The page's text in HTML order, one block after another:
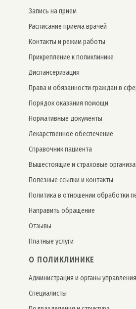
Запись на прием
Расписание приема врачей
Контакты и режим работы
Прикрепление к поликлинике
Дис­пансе­риза­ция
Права и обязанности граждан в
Порядок оказания помощи
Нормативные документы
Лекарственное обеспечение
Справочник пациента
Вышестоящие и страховые
Полезные ссылки и контакты
Политика в отношении обработки
Направить обращение
Отзывы
Платные услуги
О ПОЛИКЛИНИКЕ
Администрация и органы управления
Специалисты